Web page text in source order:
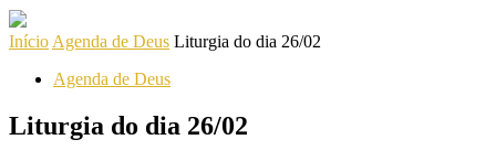
Início Agenda de Deus Liturgia do dia 26/02
Agenda de Deus
Liturgia do dia 26/02